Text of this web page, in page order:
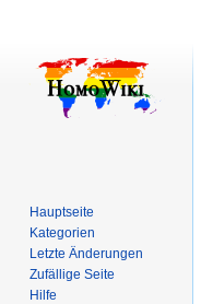
Hauptseite
Kategorien
Letzte Änderungen
Zufällige Seite
Hilfe